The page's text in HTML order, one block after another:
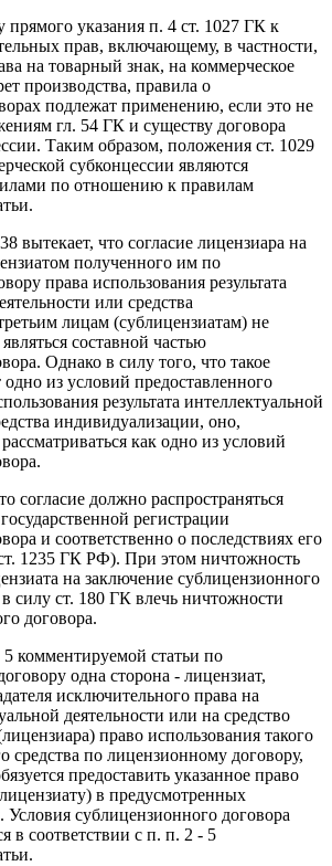
прямого указания п. 4 ст. 1027 ГК к
прав, включающему, в частности,
на товарный знак, на коммерческое
производства, правила о
подлежат применению, если это не
гл. 54 ГК и существу договора
Таким образом, положения ст. 1029
субконцессии являются
по отношению к правилам
вытекает, что согласие лицензиара на
полученного им по
права использования результата
или средства
лицам (сублицензиатам) не
составной частью
Однако в силу того, что такое
одно из условий предоставленного
результата интеллектуальной
индивидуализации, оно,
как одно из условий
согласие должно распространяться
регистрации
и соответственно о последствиях его
1235 ГК РФ). При этом ничтожность
на заключение сублицензионного
силу ст. 180 ГК влечь ничтожности
договора.
комментируемой статьи по
одна сторона - лицензиат,
исключительного права на
деятельности или на средство
право использования такого
средства по лицензионному договору,
предоставить указанное право
в предусмотренных
Условия сублицензионного договора
в соответствии с п. п. 2 - 5